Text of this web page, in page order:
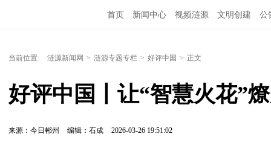
首页 新闻中心 视频涟源 文明创建 公
当前位置: 涟源新闻网 > 涟源专题专栏 > 好评中国 > 正文
好评中国丨让“智慧火花”
来源：今日郴州 编辑：石成 2026-03-26 19:51:02